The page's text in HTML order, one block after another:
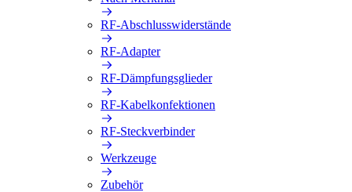
RF-Abschlusswiderstände
RF-Adapter
RF-Dämpfungsglieder
RF-Kabelkonfektionen
RF-Steckverbinder
Werkzeuge
Zubehör